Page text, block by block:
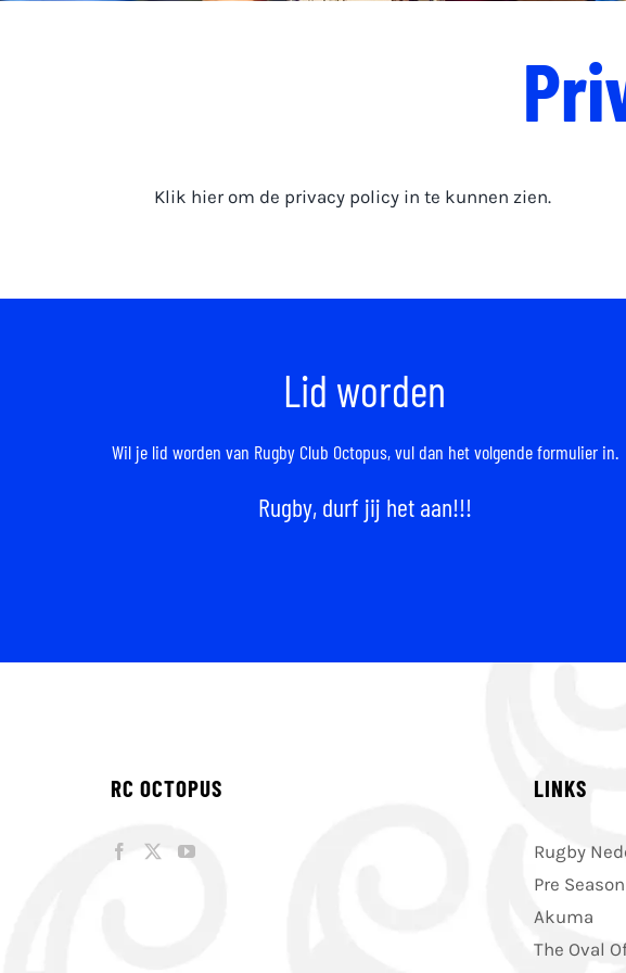
Klik hier om de privacy policy in te kunnen zien.
Lid worden
Wil je lid worden van Rugby Club Octopus,vul dan het volgende formulier in.
Rugby, durf jij het aan!!!
RC OCTOPUS LINKS
Rugby
Pre
Akuma
The Oval